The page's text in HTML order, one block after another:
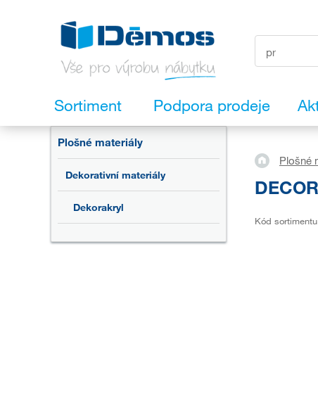
Sortiment Podpora prodeje
Plošné materiály
Dekorativní materiály
Dekorakryl
Plošné
Kód sortimentu